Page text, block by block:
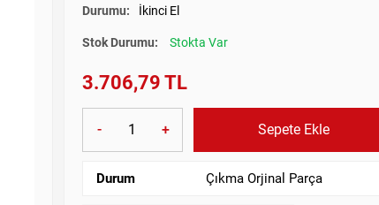
Durumu: İkinci El
Stok Durumu: Stokta Var
3.706,79 TL
- + Sepete Ekle
Durum Çıkma Orjinal Parça